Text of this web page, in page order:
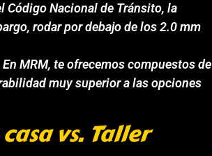
Código Nacional de Tránsito, la
rodar por debajo de los 2.0 mm
MRM, te ofrecemos compuestos de
muy superior a las opciones
vs. Taller